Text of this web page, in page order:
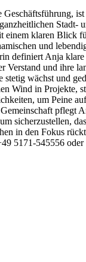
Geschäftsführung,
Stadt-
einem klaren Blick
und
definiert Anja
Verstand und ihre
stetig wächst und
Wind in Projekte,
um Peine
pflegt
sicherzustellen,
in den Fokus
5171-545556 oder